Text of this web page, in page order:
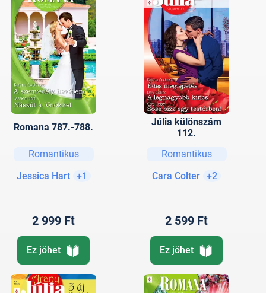
Romana 787.-788.
Romantikus
Jessica Hart
+1
2 999 Ft
Ez jöhet
Júlia különszám
112.
Romantikus
Cara Colter +2
2 599 Ft
Ez jöhet